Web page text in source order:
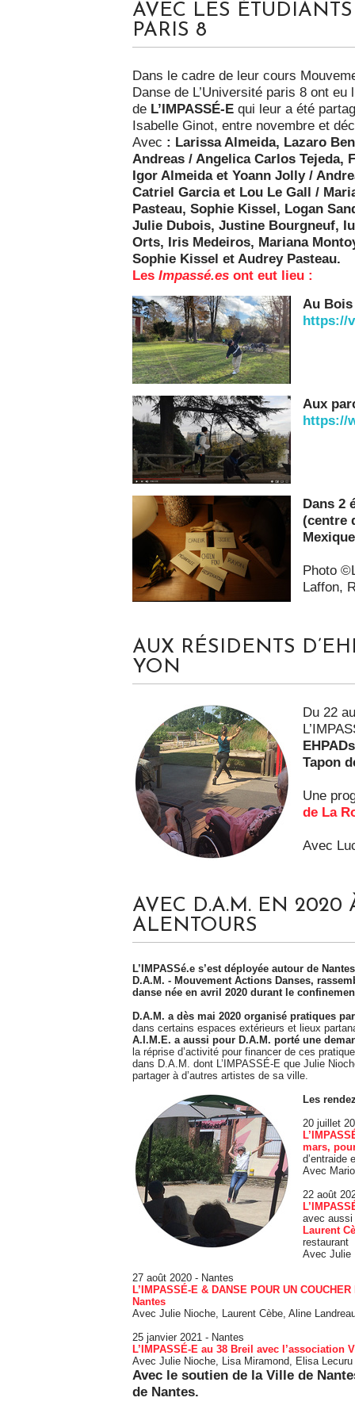
AVEC LES
PARIS 8
Dans le cadre de leur cours
Danse de L’Université paris 8 ont eu
de L’IMPASSÉ-E qui leur a été
Isabelle Ginot, entre novembre et
Avec : Larissa Almeida, Lazaro
Andreas / Angelica Carlos Tejeda,
Igor Almeida et Yoann Jolly /
Catriel Garcia et Lou Le Gall /
Pasteau, Sophie Kissel, Logan
Julie Dubois, Justine Bourgneuf,
Orts, Iris Medeiros, Mariana
Sophie Kissel et Audrey Pasteau.
Les Impassé.es ont eut lieu :
Au
https://
Aux
https://
Dans 2
(centre
Photo
Laffon,
AUX RÉSIDENTS
YON
Du 22
Tapon
Une
de La
Avec
AVEC D.A.M. EN 2020
ALENTOURS
L’IMPASSé.e s’estdéployée autour de
D.A.M. - Mouvement Actions Danses,
danse née en avril 2020 durant le
D.A.M. a dès mai 2020 organisé pratiques
dans certains espaces extérieurs et lieux
A.I.M.E. a aussi pour D.A.M. porté une
la réprise d’activité pour financer de ces
dans D.A.M. dont L’IMPASSÉ-E que Julie
partager à d’autres artistes de sa ville.
Les
20 juillet
mars,
d’entraide
Avec
22 août
avec aussi
Laurent
restaurant
Avec Julie
27 août 2020 - Nantes
L’IMPASSÉ-E & DANSE POUR UN
Nantes
Avec Julie Nioche, Laurent Cèbe, Aline
25 janvier 2021 - Nantes
L’IMPASSÉ-E au 38 Breil avec l’association
Avec Julie Nioche, Lisa Miramond, Elisa Lecuru
Avec le soutien de la Ville de
de Nantes.